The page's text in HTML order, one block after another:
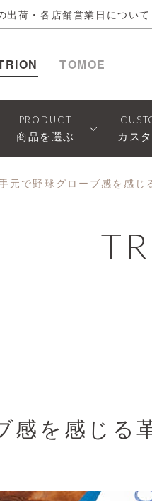
出荷・各店舗営業日について
TOMOE
PRODUCT
商品を選ぶ カス
元で野球グローブ感を感じ
感を感じる